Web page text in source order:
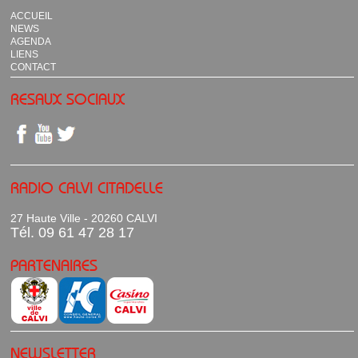
ACCUEIL
NEWS
AGENDA
LIENS
CONTACT
RESAUX SOCIAUX
RADIO CALVI CITADELLE
27 Haute Ville - 20260 CALVI
Tél. 09 61 47 28 17
PARTENAIRES
NEWSLETTER